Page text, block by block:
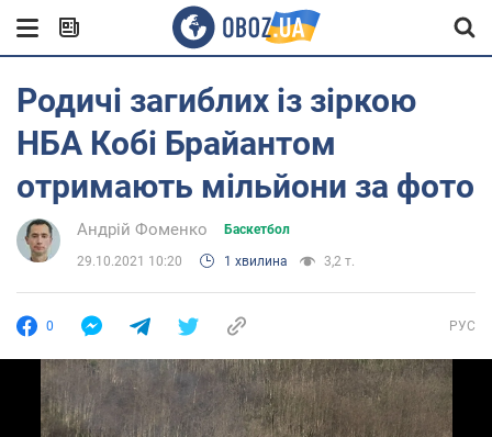
Родичі загиблих із зіркою
НБА Кобі Брайантом
отримають мільйони за фото
Андрій Фоменко Баскетбол
29.10.2021 10:20 1 хвилина 3,2 т.
0 РУС